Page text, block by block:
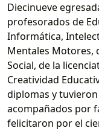
Diecinueve
profesorados de
Informática,
Mentales Motores,
Social, de la
Creatividad
diplomas y
acompañados por
felicitaron por el